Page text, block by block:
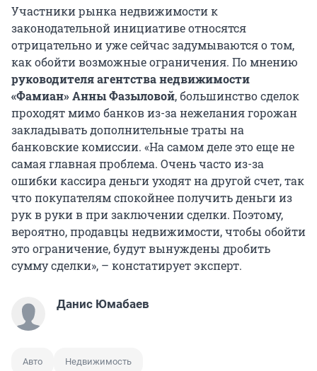
Участники рынка недвижимости к
законодательной инициативе относятся
отрицательно и уже сейчас задумываются о том,
как обойти возможные ограничения. По мнению
руководителя агентства недвижимости
«Фамиан» Анны Фазыловой, большинство сделок
проходят мимо банков из-за нежелания горожан
закладывать дополнительные траты на
банковские комиссии. «На самом деле это еще не
самая главная проблема. Очень часто из-за
ошибки кассира деньги уходят на другой счет, так
что покупателям спокойнее получить деньги из
рук в руки в при заключении сделки. Поэтому,
вероятно, продавцы недвижимости, чтобы обойти
это ограничение, будут вынуждены дробить
сумму сделки», – констатирует эксперт.
Данис Юмабаев
Авто Недвижимость